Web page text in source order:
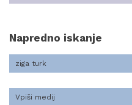
Napredno iskanje